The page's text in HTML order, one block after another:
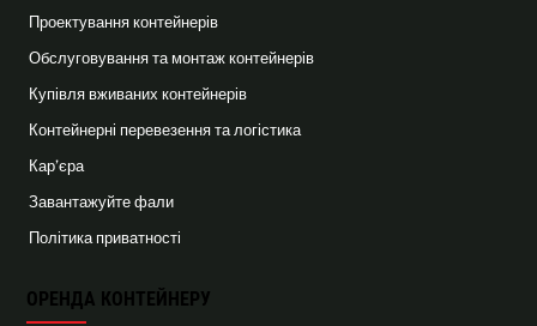
Проектування контейнерів
Обслуговування та монтаж контейнерів
Купівля вживаних контейнерів
Контейнерні перевезення та логістика
Кар’єра
Завантажуйте фали
Політика приватності
ОРЕНДА КОНТЕЙНЕРУ